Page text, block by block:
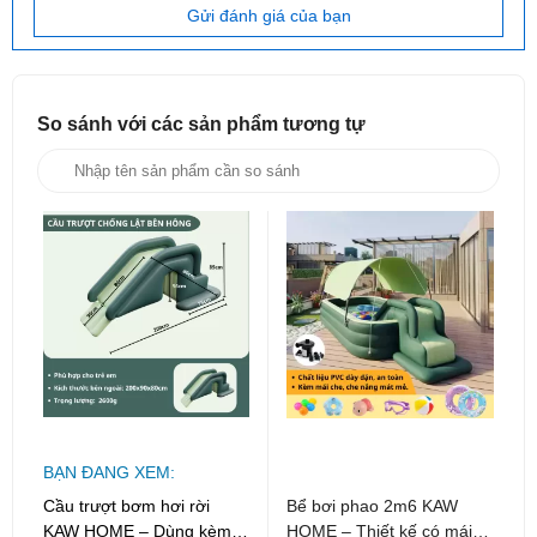
hoặc bơm điện.
Chống lật an toàn: Khung hai bên được thiết kế vững
dụng.
mùi, chống mài mòn và chống nắng.
Thiết kế khoa học: Độ dốc vừa phải, bề mặt trượt
nhẵn, hạn chế trơn trượt.
Gấp gọn tiện lợi: Xả hơi nhanh, dễ dàng cất giữ hoặc
mang đi du lịch.
Màu sắc tươi sáng: Thu hút sự chú ý và kích thích
thị giác của bé.
chùi nhanh chóng.
Gửi đánh giá của bạn
So sánh với các sản phẩm tương tự
BẠN ĐANG XEM:
Cầu trượt bơm hơi rời
KAW HOME – Dùng kèm
Bể bơi phao 2m6 KAW
HOME – Thiết kế có mái